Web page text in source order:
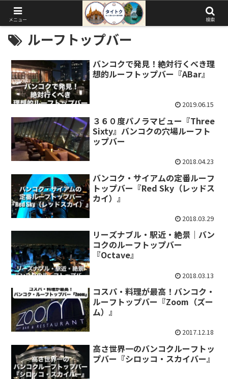
ルーフトップバー
バンコクで発見！絶対行くべき理
想的ルーフトップバー『ABar』
2019.06.15
３６０度パノラマビュー『Three
Sixty』バンコクの穴場ルーフト
ップバー
2018.04.23
バンコク・サイアムの定番ルーフ
トップバー『Red Sky（レッドス
カイ）』
2018.03.29
リーズナブル・駅近・絶景｜バン
コクのルーフトップバー
『Octave』
2018.03.13
コスパ・料理が最高！バンコク・
ルーフトップバー『Zoom（ズー
ム）』
2017.12.18
高さ世界一のバンコクルーフトッ
プバー『シロッコ・スカイバー』
メニュー 検索